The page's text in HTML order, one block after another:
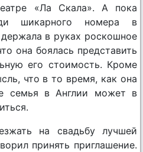
«Ла Скала». А пока
шикарного номера в
в руках роскошное
она боялась представить
его стоимость. Кроме
что в то время, как она
семья в Англии может в
на свадьбу лучшей
принять приглашение.